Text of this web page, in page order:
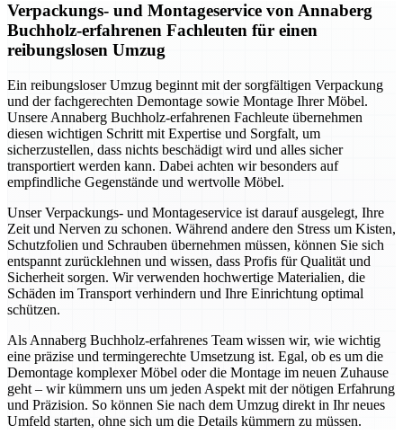
Verpackungs- und Montageservice von Annaberg
Buchholz-erfahrenen Fachleuten für einen
reibungslosen Umzug
Ein reibungsloser Umzug beginnt mit der sorgfältigen Verpackung
und der fachgerechten Demontage sowie Montage Ihrer Möbel.
Unsere Annaberg Buchholz-erfahrenen Fachleute übernehmen
diesen wichtigen Schritt mit Expertise und Sorgfalt, um
sicherzustellen, dass nichts beschädigt wird und alles sicher
transportiert werden kann. Dabei achten wir besonders auf
empfindliche Gegenstände und wertvolle Möbel.
Unser Verpackungs- und Montageservice ist darauf ausgelegt, Ihre
Zeit und Nerven zu schonen. Während andere den Stress um Kisten,
Schutzfolien und Schrauben übernehmen müssen, können Sie sich
entspannt zurücklehnen und wissen, dass Profis für Qualität und
Sicherheit sorgen. Wir verwenden hochwertige Materialien, die
Schäden im Transport verhindern und Ihre Einrichtung optimal
schützen.
Als Annaberg Buchholz-erfahrenes Team wissen wir, wie wichtig
eine präzise und termingerechte Umsetzung ist. Egal, ob es um die
Demontage komplexer Möbel oder die Montage im neuen Zuhause
geht – wir kümmern uns um jeden Aspekt mit der nötigen Erfahrung
und Präzision. So können Sie nach dem Umzug direkt in Ihr neues
Umfeld starten, ohne sich um die Details kümmern zu müssen.